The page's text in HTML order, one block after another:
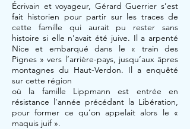
Écrivain et voyageur, Gérard Guerrier s’est
fait historien pour partir sur les traces de
cette famille qui aurait pu rester sans
histoire si elle n’avait été juive. Il a arpenté
Nice et embarqué dans le « train des
Pignes » vers l’arrière-pays, jusqu’aux âpres
montagnes du Haut-Verdon. Il a enquêté
sur cette région
où la famille Lippmann est entrée en
résistance l’année précédant la Libération,
pour former ce qu’on appelait alors le «
maquis juif ».